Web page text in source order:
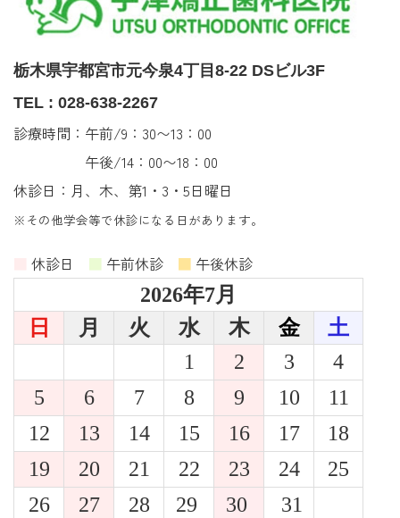
栃木県宇都宮市元今泉4丁目8-22 DSビル3F
TEL : 028-638-2267
診療時間：午前/9：30〜13：00
午後/14：00〜18：00
休診日：月、木、第1・3・5日曜日
※その他学会等で休診になる日があります。
休診日 ■ 午前休診 ■ 午後休診
2026年7月
日
月 火 水 木 金
土
1
2 3
4
5
6 7 8 9 10
11
12
13 14 15 16 17
18
19
20 21 22 23 24
25
26
27 28 29 30 31